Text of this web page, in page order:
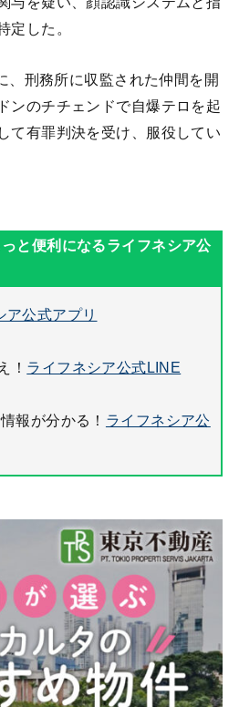
定した。
、刑務所に収監された仲間を開
ンのチチェンドで自爆テロを起
て有罪判決を受け、服役してい
ア公式アプリ
！ ライフネシア公式LINE
報が分かる！ ライフネシア公